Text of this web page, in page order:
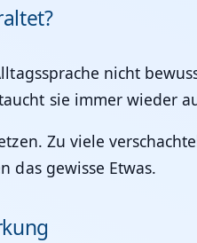
nicht
sie immer wieder
Zu viele
das gewisse Etwas.